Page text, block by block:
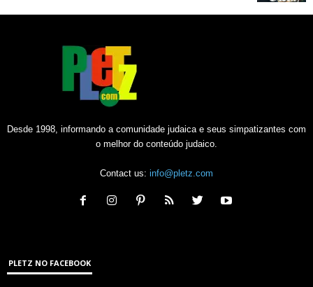
Desde 1998, informando a comunidade judaica e seus simpatizantes com
o melhor do conteúdo judaico.
Contact us: info@pletz.com
PLETZ NO FACEBOOK